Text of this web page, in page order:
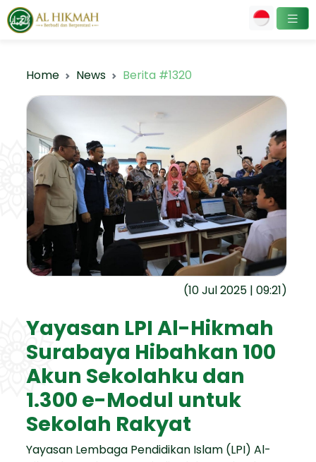
Home News Berita #1320
(10 Jul 2025 | 09:21)
Yayasan LPI Al-Hikmah
Surabaya Hibahkan 100
Akun Sekolahku dan
1.300 e-Modul untuk
Sekolah Rakyat
Yayasan Lembaga Pendidikan Islam (LPI) Al-